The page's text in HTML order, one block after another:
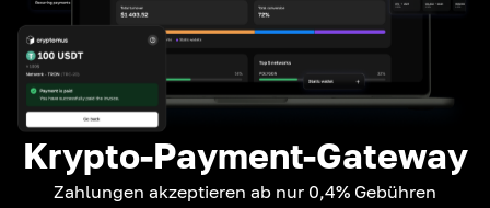
Krypto-Payment-Gateway
Zahlungen akzeptieren ab nur 0,4% Gebühren